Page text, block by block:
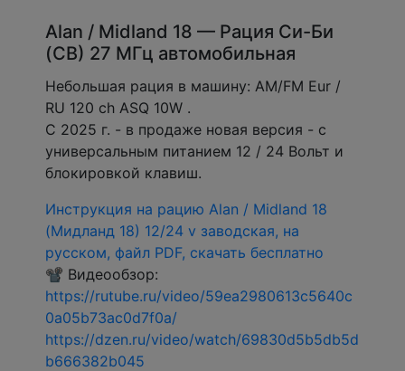
Alan / Midland 18 — Рация Си-Би
(CB) 27 МГц автомобильная
Небольшая рация в машину: AM/FM Eur /
RU 120 ch ASQ 10W .
С 2025 г. - в продаже новая версия - с
универсальным питанием 12 / 24 Вольт и
блокировкой клавиш.
Инструкция на рацию Alan / Midland 18
(Мидланд 18) 12/24 v заводская, на
русском, файл PDF, скачать бесплатно
📽 Видеообзор:
https://rutube.ru/video/59ea2980613c5640c
0a05b73ac0d7f0a/
https://dzen.ru/video/watch/69830d5b5db5d
b666382b045